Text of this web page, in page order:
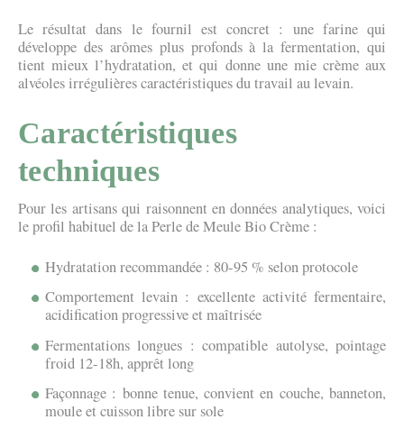
Le résultat dans le fournil est concret : une farine qui
développe des arômes plus profonds à la fermentation, qui
tient mieux l’hydratation, et qui donne une mie crème aux
alvéoles irrégulières caractéristiques du travail au levain.
Caractéristiques
techniques
Pour les artisans qui raisonnent en données analytiques, voici
le profil habituel de la Perle de Meule Bio Crème :
Hydratation recommandée : 80-95 % selon protocole
Comportement levain : excellente activité fermentaire,
acidification progressive et maîtrisée
Fermentations longues : compatible autolyse, pointage
froid 12-18h, apprêt long
Façonnage : bonne tenue, convient en couche, banneton,
moule et cuisson libre sur sole